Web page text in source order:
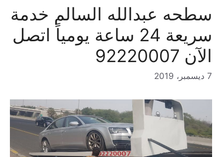
سطحه عبدالله السالم خدمة
سريعة 24 ساعة يومياً اتصل
الآن 92220007